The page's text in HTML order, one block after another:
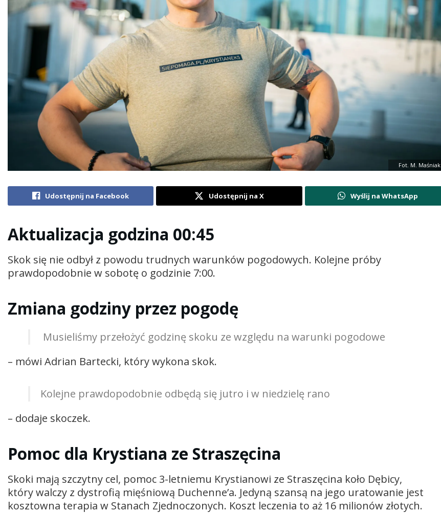
Fot. M. Maśniak
Udostępnij na Facebook Udostępnij na X Wyślij na WhatsApp
Aktualizacja godzina 00:45
Skok się nie odbył z powodu trudnych warunków pogodowych. Kolejne próby
prawdopodobnie w sobotę o godzinie 7:00.
Zmiana godziny przez pogodę
Musieliśmy przełożyć godzinę skoku ze względu na warunki pogodowe
– mówi Adrian Bartecki, który wykona skok.
Kolejne prawdopodobnie odbędą się jutro i w niedzielę rano
– dodaje skoczek.
Pomoc dla Krystiana ze Straszęcina
Skoki mają szczytny cel, pomoc 3-letniemu Krystianowi ze Straszęcina koło Dębicy,
który walczy z dystrofią mięśniową Duchenne’a. Jedyną szansą na jego uratowanie jest
kosztowna terapia w Stanach Zjednoczonych. Koszt leczenia to aż 16 milionów złotych.